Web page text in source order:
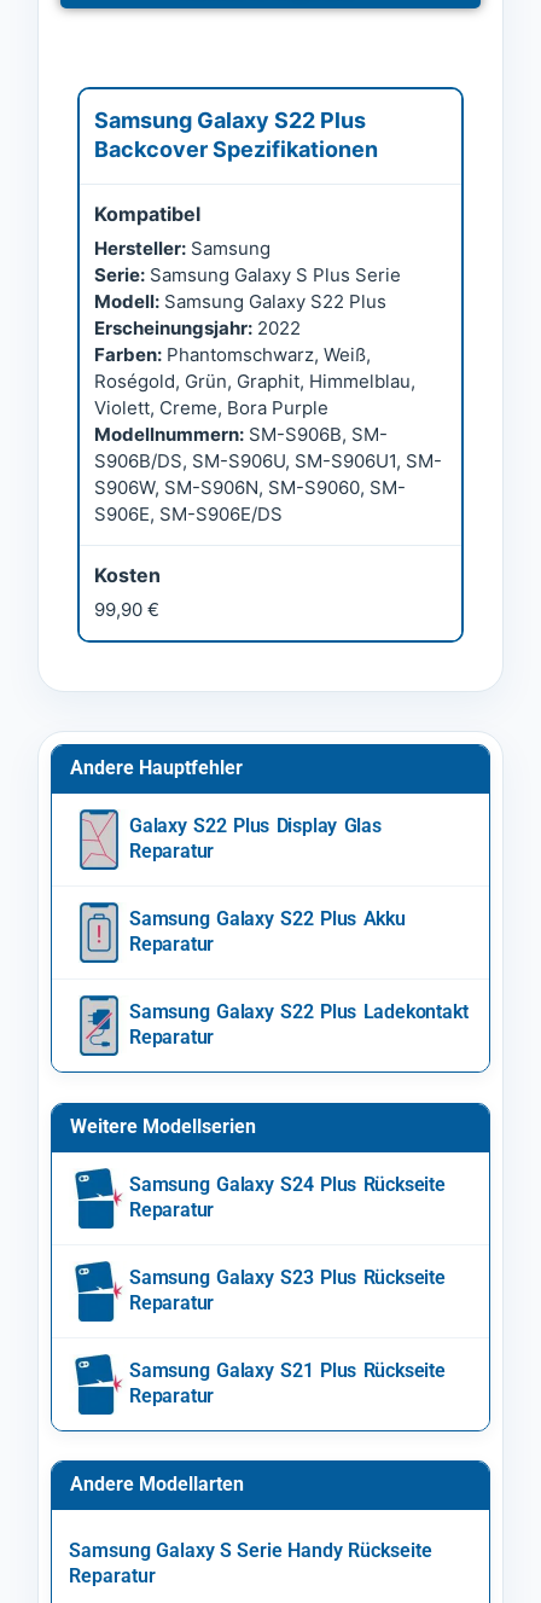
Samsung Galaxy S22 Plus
Backcover Spezifikationen
Kompatibel
Hersteller: Samsung
Serie: Samsung Galaxy S Plus Serie
Modell: Samsung Galaxy S22 Plus
Erscheinungsjahr: 2022
Farben: Phantomschwarz, Weiß,
Roségold, Grün, Graphit, Himmelblau,
Violett, Creme, Bora Purple
Modellnummern: SM-S906B, SM-
S906B/DS, SM-S906U, SM-S906U1, SM-
S906W, SM-S906N, SM-S9060, SM-
S906E, SM-S906E/DS
Kosten
99,90 €
Andere Hauptfehler
Galaxy S22 Plus Display Glas
Reparatur
Samsung Galaxy S22 Plus Akku
Reparatur
Samsung Galaxy S22 Plus Ladekontakt
Reparatur
Weitere Modellserien
Samsung Galaxy S24 Plus Rückseite
Reparatur
Samsung Galaxy S23 Plus Rückseite
Reparatur
Samsung Galaxy S21 Plus Rückseite
Reparatur
Andere Modellarten
Samsung Galaxy S Serie Handy Rückseite
Reparatur